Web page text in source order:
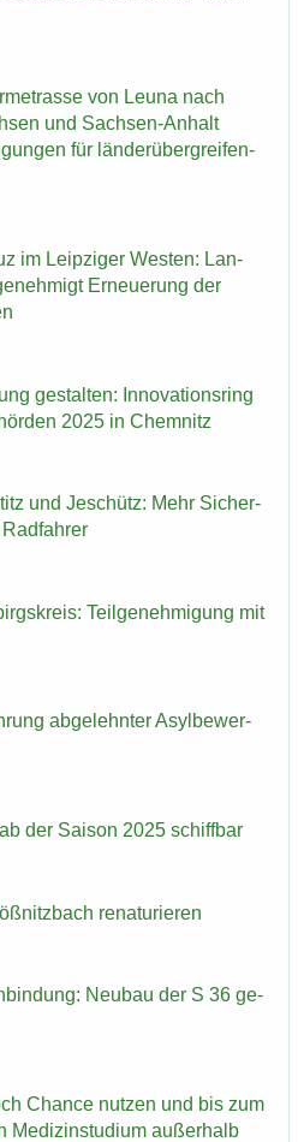
von Leuna nach
und Sachsen-​Anhalt
für län­der­über­grei­fen­
im Leip­zi­ger Wes­ten: Lan­
Er­neue­rung der
ge­stal­ten: In­no­va­ti­ons­ring
2025 in Chem­nitz
und Je­schütz: Mehr Si­cher­
Teil­ge­neh­mi­gung mit
ab­ge­lehn­ter Asyl­be­wer­
der Sai­son 2025 schiff­bar
re­na­tu­rie­ren
Neu­bau der S 36 ge­
Chan­ce nut­zen und bis zum
Me­di­zin­stu­di­um au­ßer­halb